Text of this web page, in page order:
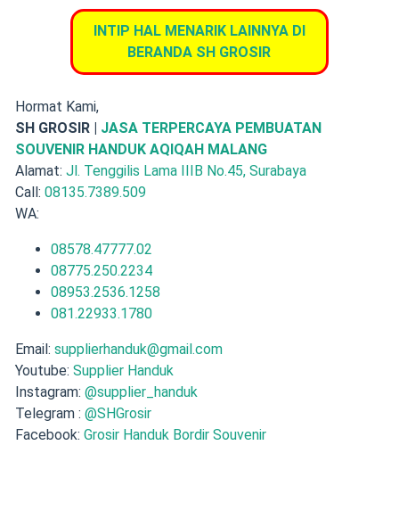
INTIP HAL MENARIK LAINNYA DI
BERANDA SH GROSIR
Hormat Kami,
SH GROSIR | JASA TERPERCAYA PEMBUATAN
SOUVENIR HANDUK AQIQAH MALANG
Alamat: Jl. Tenggilis Lama IIIB No.45, Surabaya
Call: 08135.7389.509
WA:
08578.47777.02
08775.250.2234
08953.2536.1258
081.22933.1780
Email: supplierhanduk@gmail.com
Youtube: Supplier Handuk
Instagram: @supplier_handuk
Telegram : @SHGrosir
Facebook: Grosir Handuk Bordir Souvenir